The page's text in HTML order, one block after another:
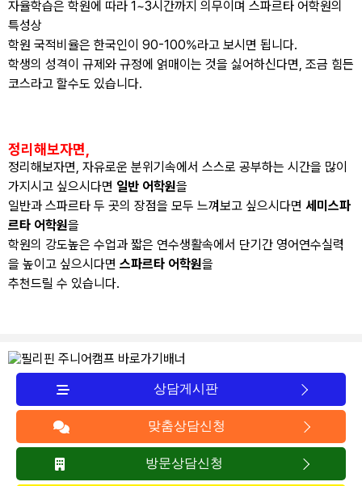
자율학습은 학원에 따라 1~3시간까지 의무이며 스파르타 어학원의
특성상
학원 국적비율은 한국인이 90-100%라고 보시면 됩니다.
학생의 성격이 규제와 규정에 얽매이는 것을 싫어하신다면, 조금 힘든
코스라고 할수도 있습니다.
정리해보자면,
정리해보자면, 자유로운 분위기속에서 스스로 공부하는 시간을 많이
가지시고 싶으시다면 일반 어학원을
일반과 스파르타 두 곳의 장점을 모두 느껴보고 싶으시다면 세미스파
르타 어학원을
학원의 강도높은 수업과 짧은 연수생활속에서 단기간 영어연수실력
을 높이고 싶으시다면 스파르타 어학원을
추천드릴 수 있습니다.
상담게시판
맞춤상담신청
방문상담신청